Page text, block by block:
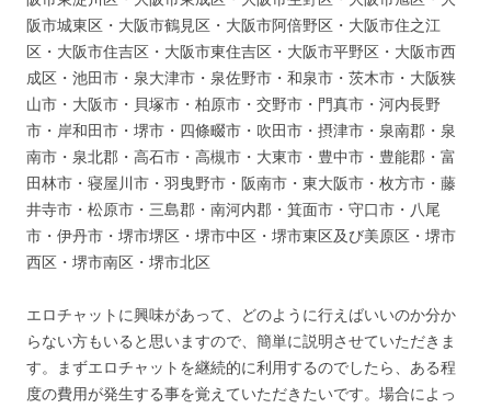
阪市城東区・大阪市鶴見区・大阪市阿倍野区・大阪市住之江
区・大阪市住吉区・大阪市東住吉区・大阪市平野区・大阪市西
成区・池田市・泉大津市・泉佐野市・和泉市・茨木市・大阪狭
山市・大阪市・貝塚市・柏原市・交野市・門真市・河内長野
市・岸和田市・堺市・四條畷市・吹田市・摂津市・泉南郡・泉
南市・泉北郡・高石市・高槻市・大東市・豊中市・豊能郡・富
田林市・寝屋川市・羽曳野市・阪南市・東大阪市・枚方市・藤
井寺市・松原市・三島郡・南河内郡・箕面市・守口市・八尾
市・伊丹市・堺市堺区・堺市中区・堺市東区及び美原区・堺市
西区・堺市南区・堺市北区
エロチャットに興味があって、どのように行えばいいのか分か
らない方もいると思いますので、簡単に説明させていただきま
す。まずエロチャットを継続的に利用するのでしたら、ある程
度の費用が発生する事を覚えていただきたいです。場合によっ